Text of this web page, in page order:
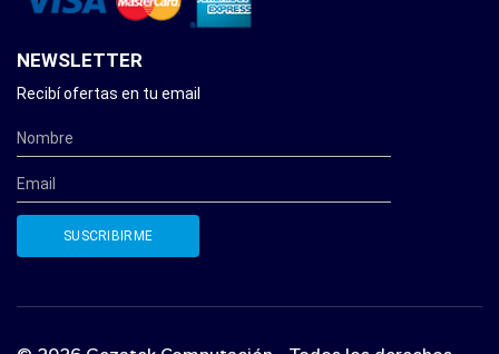
NEWSLETTER
Recibí ofertas en tu email